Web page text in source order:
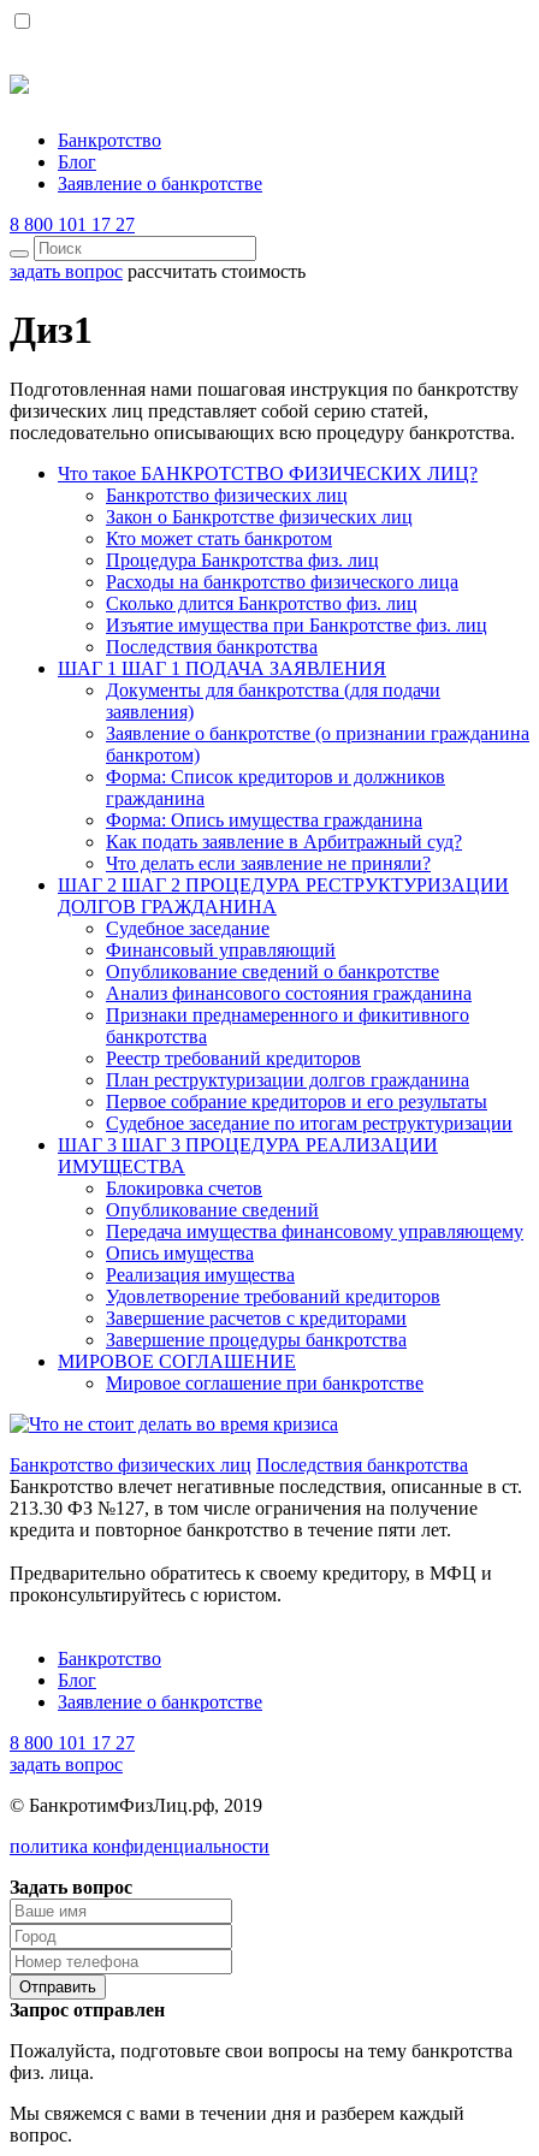
Банкротство
Блог
Заявление о банкротстве
8 800 101 17 27
задать вопрос рассчитать стоимость
Диз1
Подготовленная нами пошаговая инструкция по банкротству
физических лиц представляет собой серию статей,
последовательно описывающих всю процедуру банкротства.
Что такое БАНКРОТСТВО ФИЗИЧЕСКИХ ЛИЦ?
Банкротство физических лиц
Закон о Банкротстве физических лиц
Кто может стать банкротом
Процедура Банкротства физ. лиц
Расходы на банкротство физического лица
Сколько длится Банкротство физ. лиц
Изъятие имущества при Банкротстве физ. лиц
Последствия банкротства
ШАГ 1 ШАГ 1 ПОДАЧА ЗАЯВЛЕНИЯ
Документы для банкротства (для подачи
заявления)
Заявление о банкротстве (о признании гражданина
банкротом)
Форма: Список кредиторов и должников
гражданина
Форма: Опись имущества гражданина
Как подать заявление в Арбитражный суд?
Что делать если заявление не приняли?
ШАГ 2 ШАГ 2 ПРОЦЕДУРА РЕСТРУКТУРИЗАЦИИ
ДОЛГОВ ГРАЖДАНИНА
Судебное заседание
Финансовый управляющий
Опубликование сведений о банкротстве
Анализ финансового состояния гражданина
Признаки преднамеренного и фикитивного
банкротства
Реестр требований кредиторов
План реструктуризации долгов гражданина
Первое собрание кредиторов и его результаты
Судебное заседание по итогам реструктуризации
ШАГ 3 ШАГ 3 ПРОЦЕДУРА РЕАЛИЗАЦИИ
ИМУЩЕСТВА
Блокировка счетов
Опубликование сведений
Передача имущества финансовому управляющему
Опись имущества
Реализация имущества
Удовлетворение требований кредиторов
Завершение расчетов с кредиторами
Завершение процедуры банкротства
МИРОВОЕ СОГЛАШЕНИЕ
Мировое соглашение при банкротстве
Банкротство физических лиц Последствия банкротства
Банкротство влечет негативные последствия, описанные в ст.
213.30 ФЗ №127, в том числе ограничения на получение
кредита и повторное банкротство в течение пяти лет.
Предварительно обратитесь к своему кредитору, в МФЦ и
проконсультируйтесь с юристом.
Банкротство
Блог
Заявление о банкротстве
8 800 101 17 27
задать вопрос
© БанкротимФизЛиц.рф, 2019
политика конфиденциальности
Задать вопрос
Отправить
Запрос отправлен
Пожалуйста, подготовьте свои вопросы на тему банкротства
физ. лица.
Мы свяжемся с вами в течении дня и разберем каждый
вопрос.